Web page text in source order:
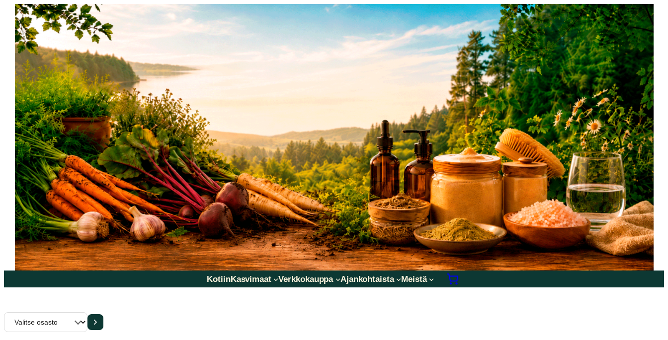
Siirry
sisältöön
KotiinKasvimaat Verkkokauppa Ajankohtaista Meistä
Valitse
osasto